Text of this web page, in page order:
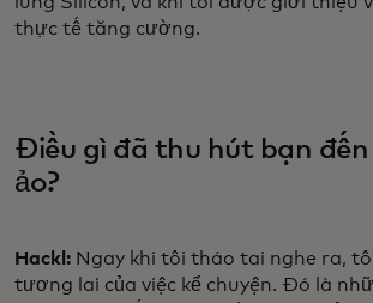
thực tế tăng cường.
Điều gì đã thu hút bạn
ảo?
Hackl: Ngay khi tôi tháo tai nghe ra,
tương lai của việc kể chuyện. Đó là